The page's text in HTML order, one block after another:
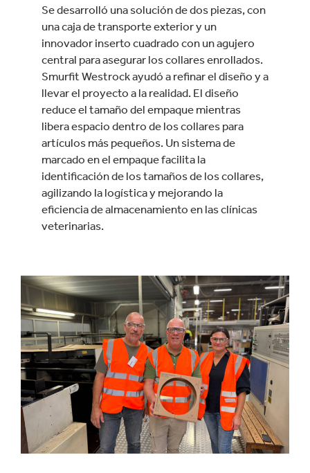
Se desarrolló una solución de dos piezas, con
una caja de transporte exterior y un
innovador inserto cuadrado con un agujero
central para asegurar los collares enrollados.
Smurfit Westrock ayudó a refinar el diseño y a
llevar el proyecto a la realidad. El diseño
reduce el tamaño del empaque mientras
libera espacio dentro de los collares para
artículos más pequeños. Un sistema de
marcado en el empaque facilita la
identificación de los tamaños de los collares,
agilizando la logística y mejorando la
eficiencia de almacenamiento en las clínicas
veterinarias.